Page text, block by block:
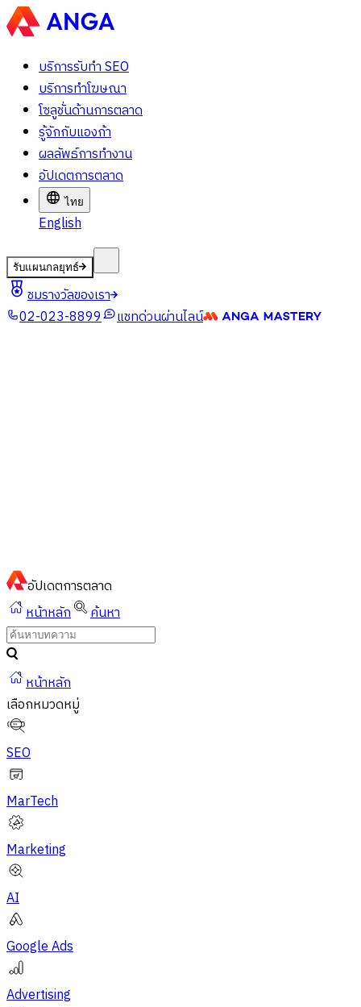
บริการรับทำ SEO
บริการทำโฆษณา
โซลูชั่นด้านการตลาด
รู้จักกับแองก้า
ผลลัพธ์การทำงาน
อัปเดตการตลาด
ไทย
English
รับแผนกลยุทธ์
ชมรางวัลของเรา
02-023-8899
แชทด่วนผ่านไลน์
อัปเดตการตลาด
หน้าหลัก
ค้นหา
หน้าหลัก
เลือกหมวดหมู่
SEO
MarTech
Marketing
AI
Google Ads
Advertising